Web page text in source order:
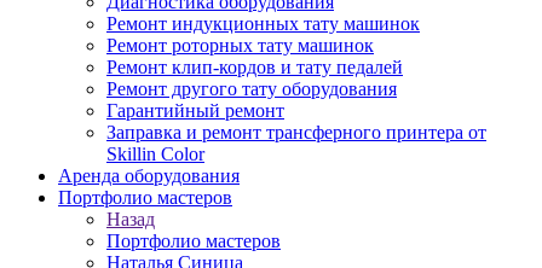
Ремонт индукционных тату машинок
Ремонт роторных тату машинок
Ремонт клип-кордов и тату педалей
Ремонт другого тату оборудования
Гарантийный ремонт
Заправка и ремонт трансферного принтера от
Skillin Color
Аренда оборудования
Портфолио мастеров
Назад
Портфолио мастеров
Наталья Синица